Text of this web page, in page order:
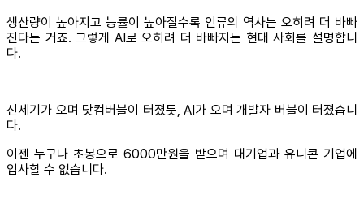
생산량이 높아지고 능률이 높아질수록 인류의 역사는 오히려 더 바빠
진다는 거죠. 그렇게 AI로 오히려 더 바빠지는 현대 사회를 설명합니
다.
신세기가 오며 닷컴버블이 터졌듯, AI가 오며 개발자 버블이 터졌습니
다.
이젠 누구나 초봉으로 6000만원을 받으며 대기업과 유니콘 기업에
입사할 수 없습니다.